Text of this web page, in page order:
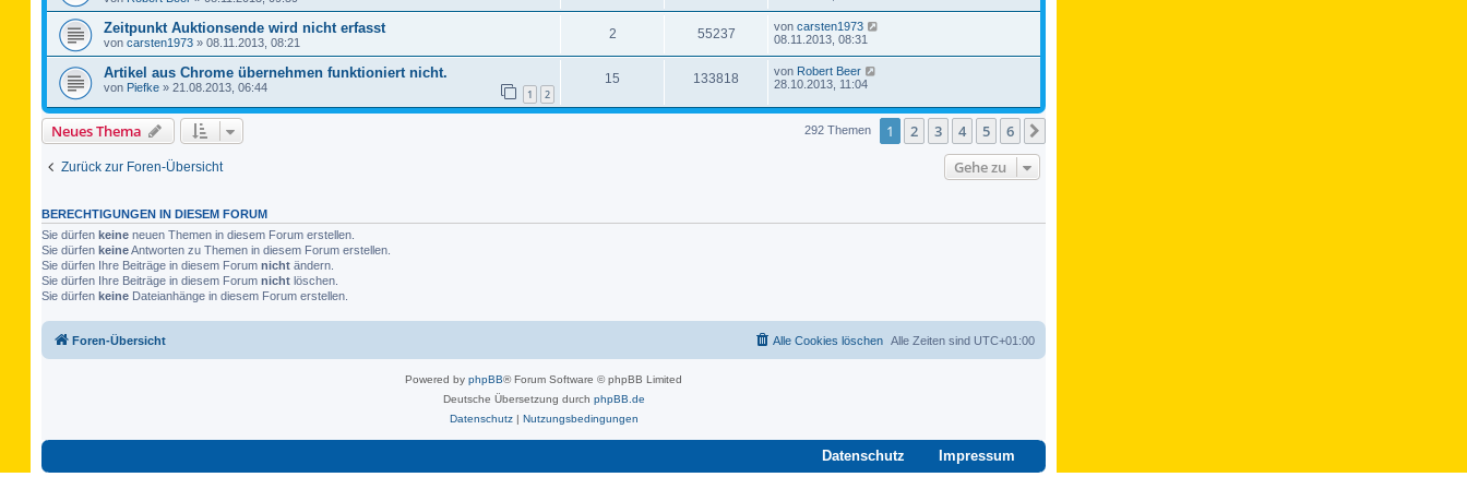
Zeitpunkt Auktionsende wird nicht erfasst
von carsten1973 » 08.11.2013, 08:21
2 55237 von carsten1973
08.11.2013, 08:31
Artikel aus Chrome übernehmen funktioniert nicht.
von Piefke » 21.08.2013, 06:44 1 2
15 133818 von Robert Beer
28.10.2013, 11:04
Neues Thema 292 Themen 1 2 3 4 5 6
Zurück zur Foren-Übersicht Gehe zu
BERECHTIGUNGEN IN DIESEM FORUM
Sie dürfen keine neuen Themen in diesem Forum erstellen.
Sie dürfen keineAntworten zu Themen in diesem Forum erstellen.
Sie dürfen Ihre Beiträge in diesem Forum nicht ändern.
Sie dürfen Ihre Beiträge in diesem Forum nicht löschen.
Sie dürfen keine Dateianhänge in diesem Forum erstellen.
Foren-Übersicht Alle Zeiten sind UTC+01:00
Alle Cookies löschen
Powered by phpBB® Forum Software © phpBB Limited
Deutsche Übersetzung durch phpBB.de
Datenschutz| Nutzungsbedingungen
Datenschutz Impressum